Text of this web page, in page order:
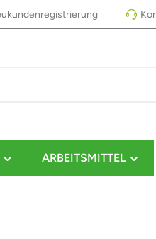
ARBEITSMITTEL